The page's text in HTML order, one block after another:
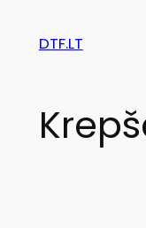
DTF.LT